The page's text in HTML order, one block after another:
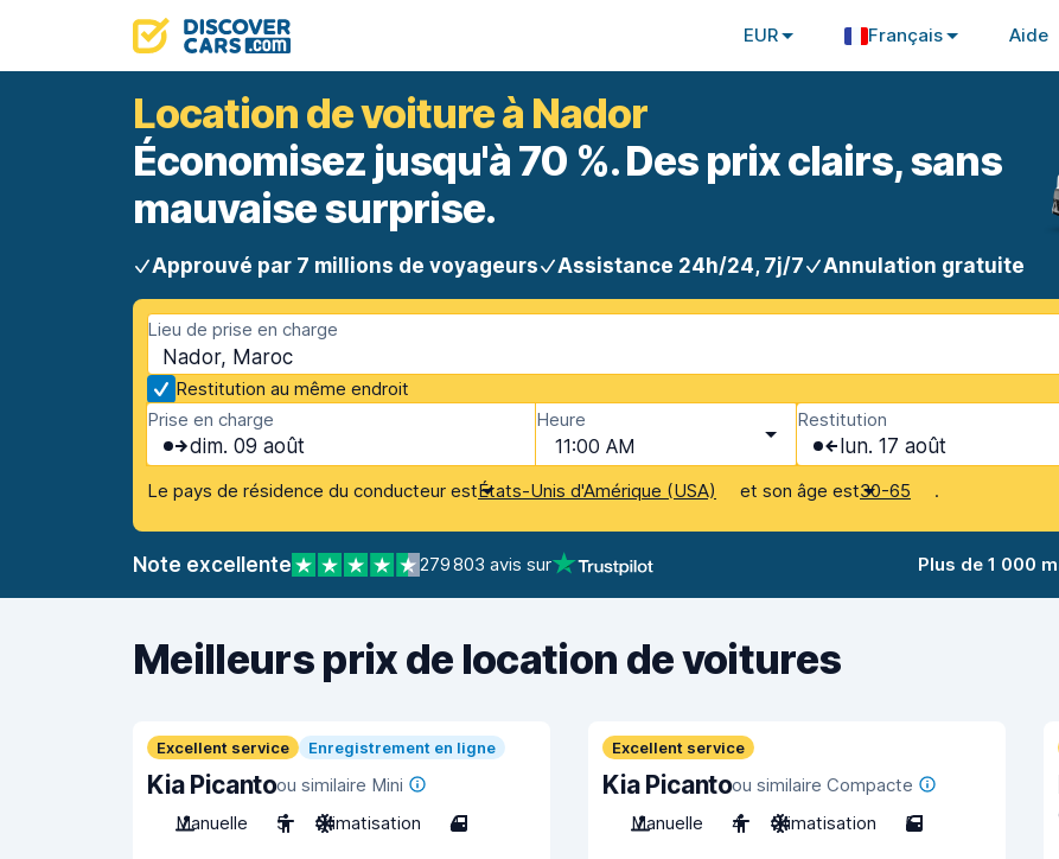
EUR Français Aide
Location de voiture à Nador
Économisez jusqu'à 70 %. Des prix clairs, sans
mauvaise surprise.
Approuvé par 7 millions de voyageurs Assistance 24h/24, 7j/7 Annulation gratuite
Lieu de prise en charge
Nador, Maroc
Restitution au même endroit
Prise en charge
dim. 09 août
Heure
11:00 AM
Restitution
lun. 17 août
Le pays de résidence du conducteur estÉtats-Unis d'Amérique (USA) et son âge est30-65 .
Note excellente 279 803 avis sur Plus de 1 000
Meilleurs prix de location de voitures
Excellent service Enregistrement en ligne
Kia Picantoou similaire Mini
Manuelle
5 Climatisation 4
Excellent service
Kia Picantoou similaire Compacte
Manuelle
4 Climatisation 5